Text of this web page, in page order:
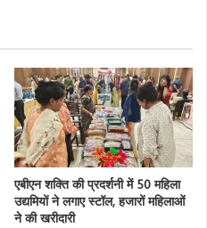
एबीएन शक्ति की प्रदर्शनी में 50 महिला
उद्यमियों ने लगाए स्टॉल, हजारों महिलाओं
ने की खरीदारी